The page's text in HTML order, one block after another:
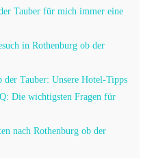
Tauber für mich immer eine
in Rothenburg ob der
der Tauber: Unsere Hotel-Tipps
Die wichtigsten Fragen für
nach Rothenburg ob der